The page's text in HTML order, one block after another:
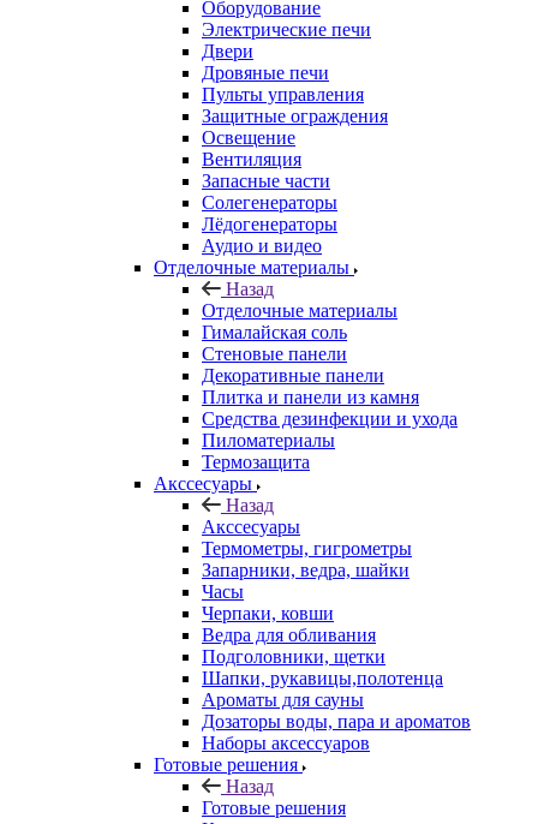
Оборудование
Электрические печи
Двери
Дровяные печи
Пульты управления
Защитные ограждения
Освещение
Вентиляция
Запасные части
Солегенераторы
Лёдогенераторы
Аудио и видео
Отделочные материалы
Назад
Отделочные материалы
Гималайская соль
Стеновые панели
Декоративные панели
Плитка и панели из камня
Средства дезинфекции и ухода
Пиломатериалы
Термозащита
Аксcесуары
Назад
Аксcесуары
Термометры, гигрометры
Запарники, ведра, шайки
Часы
Черпаки, ковши
Ведра для обливания
Подголовники, щетки
Шапки, рукавицы,полотенца
Ароматы для сауны
Дозаторы воды, пара и ароматов
Наборы аксессуаров
Готовые решения
Назад
Готовые решения